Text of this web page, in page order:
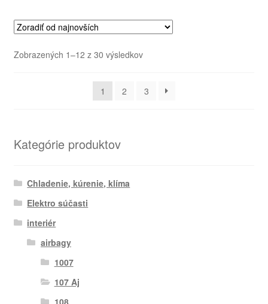
Zobrazených 1–12 z 30 výsledkovZoradené
1
2 3
Kategórie produktov
Chladenie, kúrenie, klíma
Elektro súčasti
interiér
airbagy
1007
107 Aj